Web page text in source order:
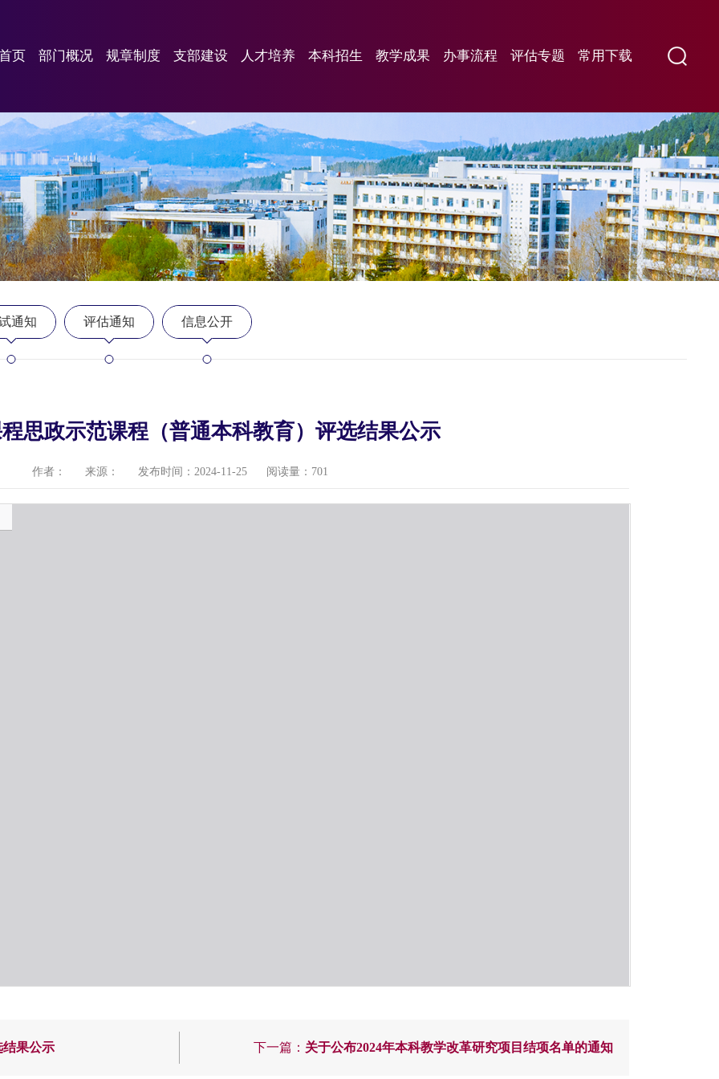
页 部门概况 规章制度 支部建设 人才培养 本科招生 教学成果 办事流程 评估专题 常用下载
通知 评估通知 信息公开
程思政示范课程（普通本科教育）评选结果公示
作者： 来源： 发布时间：2024-11-25 阅读量： 701
结果公示 下一篇： 关于公布2024年本科教学改革研究项目结项名单的通知